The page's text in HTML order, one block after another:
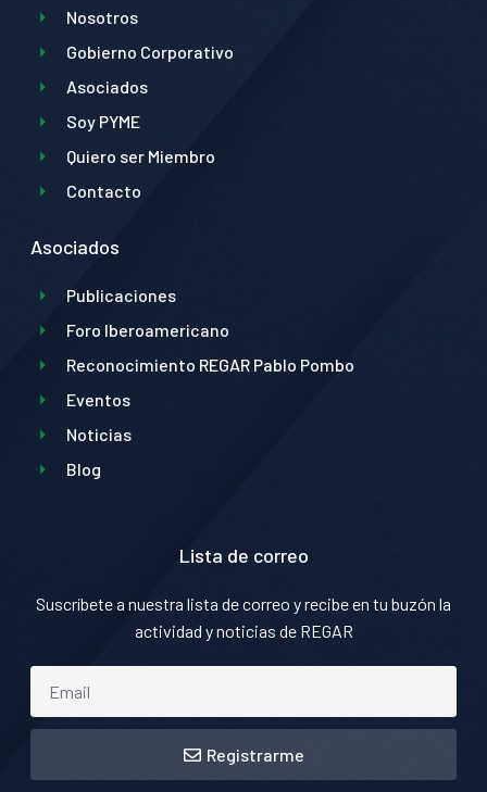
Nosotros
Gobierno Corporativo
Asociados
Soy PYME
Quiero ser Miembro
Contacto
Asociados
Publicaciones
Foro Iberoamericano
Reconocimiento REGAR Pablo Pombo
Eventos
Noticias
Blog
Lista de correo
Suscríbete a nuestra lista de correo y recibe en tu buzón la
actividad y noticias de REGAR
Registrarme